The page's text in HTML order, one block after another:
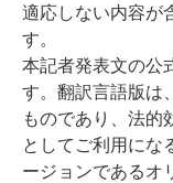
適応しない内容が
す。
本記者発表文の公
す。翻訳言語版は
ものであり、法的
としてご利用にな
ージョンであるオ